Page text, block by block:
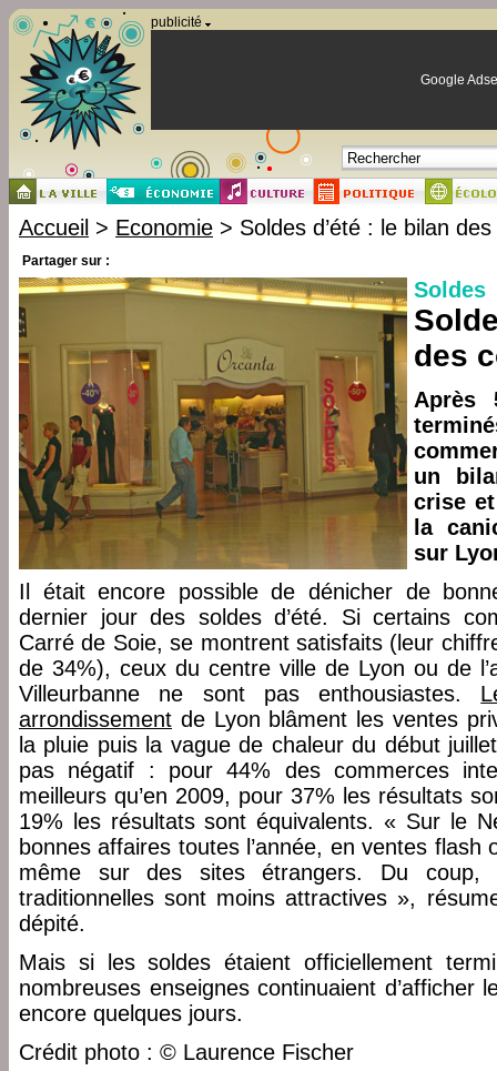
publicité
Google
Accueil > Economie > Soldes d’été : le bilan
Partager sur :
Soldes
des
Après
un
crise
la
sur
Il était encore possible de dénicher de
dernier jour des soldes d’été. Si certains
Carré de Soie, se montrent satisfaits (leur
de 34%), ceux du centre ville de Lyon ou de
Villeurbanne ne sont pas enthousiastes.
arrondissement de Lyon blâment les ventes
la pluie puis la vague de chaleur du début
pas négatif : pour 44% des commerces
meilleurs qu’en 2009, pour 37% les résultats
19% les résultats sont équivalents. « Sur le
bonnes affaires toutes l’année, en ventes flash
même sur des sites étrangers. Du coup,
traditionnelles sont moins attractives »,
dépité.
Mais si les soldes étaient officiellement
nombreuses enseignes continuaient d’afficher
encore quelques jours.
Crédit photo : © Laurence Fischer
Panneau de gestion des cookies